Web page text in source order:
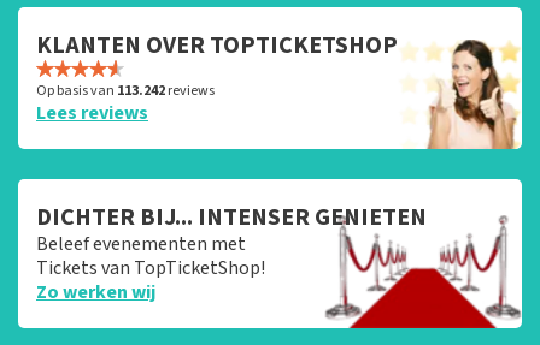
KLANTEN OVER TOPTICKETSHOP
Op basis van 113.242reviews
Lees reviews
DICHTER BIJ... INTENSER GENIETEN
Beleef evenementen met
Tickets van TopTicketShop!
Zo werken wij